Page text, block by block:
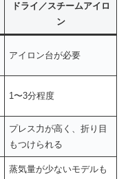
ドライ／スチームアイロ
ン
アイロン台が必要
1〜3分程度
プレス力が高く、折り目
もつけられる
蒸気量が少ないモデルも